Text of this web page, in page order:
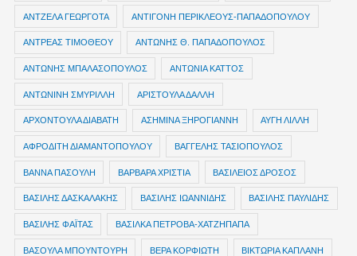
ΑΝΤΖΕΛΑ ΓΕΩΡΓΟΤΑ ΑΝΤΙΓΟΝΗ ΠΕΡΙΚΛΕΟΥΣ-ΠΑΠΑΔΟΠΟΥΛΟΥ
ΑΝΤΡΕΑΣ ΤΙΜΟΘΕΟΥ ΑΝΤΩΝΗΣ Θ. ΠΑΠΑΔΟΠΟΥΛΟΣ
ΑΝΤΩΝΗΣ ΜΠΑΛΑΣΟΠΟΥΛΟΣ ΑΝΤΩΝΙΑ ΚΑΤΤΟΣ
ΑΝΤΩΝΙΝΗ ΣΜΥΡΙΛΛΗ ΑΡΙΣΤΟΥΛΑ ΔΑΛΛΗ
ΑΡΧΟΝΤΟΥΛΑ ΔΙΑΒΑΤΗ ΑΣΗΜΙΝΑ ΞΗΡΟΓΙΑΝΝΗ ΑΥΓΗ ΛΙΛΛΗ
ΑΦΡΟΔΙΤΗ ΔΙΑΜΑΝΤΟΠΟΥΛΟΥ ΒΑΓΓΕΛΗΣ ΤΑΣΙΟΠΟΥΛΟΣ
ΒΑΝΝΑ ΠΑΣΟΥΛΗ ΒΑΡΒΑΡΑ ΧΡΙΣΤΙΑ ΒΑΣΙΛΕΙΟΣ ΔΡΟΣΟΣ
ΒΑΣΙΛΗΣ ΔΑΣΚΑΛΑΚΗΣ ΒΑΣΙΛΗΣ ΙΩΑΝΝΙΔΗΣ ΒΑΣΙΛΗΣ ΠΑΥΛΙΔΗΣ
ΒΑΣΙΛΗΣ ΦΑΪΤΑΣ ΒΑΣΙΛΚΑ ΠΕΤΡΟΒΑ-ΧΑΤΖΗΠΑΠΑ
ΒΑΣΟΥΛΑ ΜΠΟΥΝΤΟΥΡΗ ΒΕΡΑ ΚΟΡΦΙΩΤΗ ΒΙΚΤΩΡΙΑ ΚΑΠΛΑΝΗ